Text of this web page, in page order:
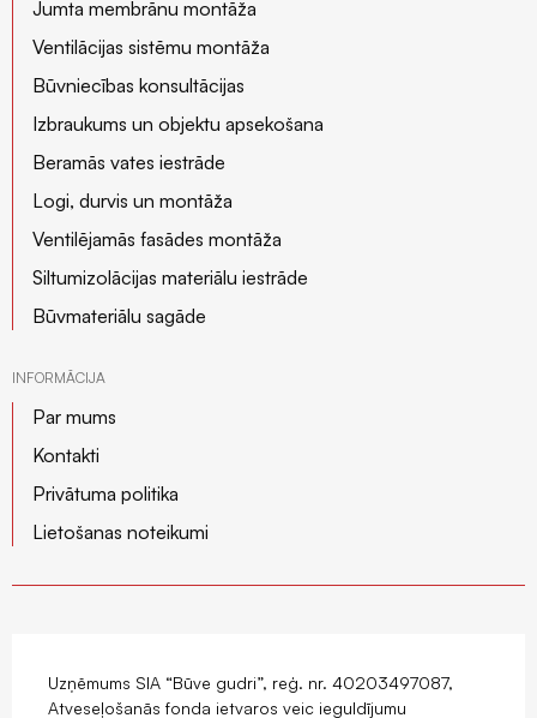
Jumta membrānu montāža
Ventilācijas sistēmu montāža
Būvniecības konsultācijas
Izbraukums un objektu apsekošana
Beramās vates iestrāde
Logi, durvis un montāža
Ventilējamās fasādes montāža
Siltumizolācijas materiālu iestrāde
Būvmateriālu sagāde
INFORMĀCIJA
Par mums
Kontakti
Privātuma politika
Lietošanas noteikumi
Uzņēmums SIA “Būve gudri”, reģ. nr. 40203497087,
Atveseļošanās fonda ietvaros veic ieguldījumu